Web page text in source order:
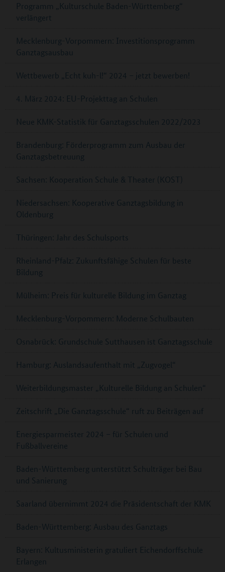
Programm „Kulturschule Baden-Württemberg“
verlängert
Mecklenburg-Vorpommern: Investitionsprogramm
Ganztagsausbau
Wettbewerb „Echt kuh-l!“ 2024 – jetzt bewerben!
4. März 2024: EU-Projekttag an Schulen
Neue KMK-Statistik für Ganztagsschulen 2022/2023
Brandenburg: Förderprogramm zum Ausbau der
Ganztagsbetreuung
Sachsen: Kooperation Schule & Theater (KOST)
Niedersachsen: Kooperative Ganztagsbildung in
Oldenburg
Thüringen: Jahr des Schulsports
Rheinland-Pfalz: Zukunftsfähige Schulen für beste
Bildung
Mülheim: Preis für kulturelle Bildung im Ganztag
Mecklenburg-Vorpommern: Moderne Schulbauten
Osnabrück: Grundschule Sutthausen ist Ganztagsschule
Hamburg: Auslandsaufenthalt mit „Zugvogel“
Weiterbildungsmaster „Kulturelle Bildung an Schulen“
Zeitschrift „Die Ganztagsschule“ ruft zu Beiträgen auf
Energiesparmeister 2024 – für Schulen und
Fußballvereine
Baden-Württemberg unterstützt Schulträger bei Bau
und Sanierung
Saarland übernimmt 2024 die Präsidentschaft der KMK
Baden-Württemberg: Ausbau des Ganztags
Bayern: Kultusministerin gratuliert Eichendorffschule
Erlangen